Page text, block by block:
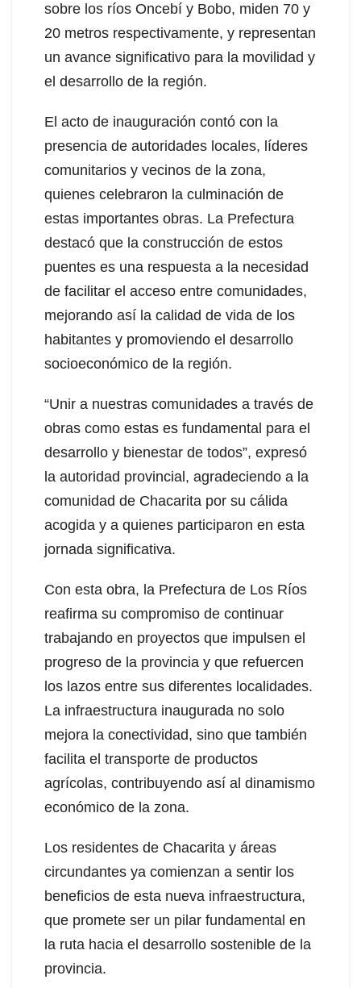
sobre los ríos Oncebí y Bobo, miden 70 y
20 metros respectivamente, y representan
un avance significativo para la movilidad y
el desarrollo de la región.
El acto de inauguración contó con la
presencia de autoridades locales, líderes
comunitarios y vecinos de la zona,
quienes celebraron la culminación de
estas importantes obras. La Prefectura
destacó que la construcción de estos
puentes es una respuesta a la necesidad
de facilitar el acceso entre comunidades,
mejorando así la calidad de vida de los
habitantes y promoviendo el desarrollo
socioeconómico de la región.
“Unir a nuestras comunidades a través de
obras como estas es fundamental para el
desarrollo y bienestar de todos”, expresó
la autoridad provincial, agradeciendo a la
comunidad de Chacarita por su cálida
acogida y a quienes participaron en esta
jornada significativa.
Con esta obra, la Prefectura de Los Ríos
reafirma su compromiso de continuar
trabajando en proyectos que impulsen el
progreso de la provincia y que refuercen
los lazos entre sus diferentes localidades.
La infraestructura inaugurada no solo
mejora la conectividad, sino que también
facilita el transporte de productos
agrícolas, contribuyendo así al dinamismo
económico de la zona.
Los residentes de Chacarita y áreas
circundantes ya comienzan a sentir los
beneficios de esta nueva infraestructura,
que promete ser un pilar fundamental en
la ruta hacia el desarrollo sostenible de la
provincia.